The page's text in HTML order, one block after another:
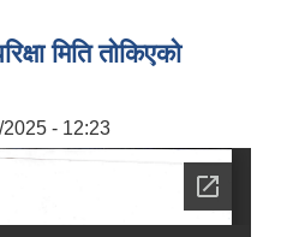
मिति तोकिएको
- 12:23